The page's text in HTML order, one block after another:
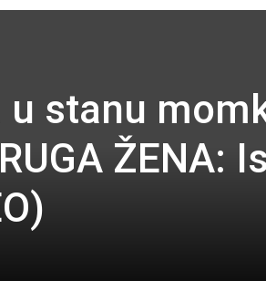
stanu
ŽENA: